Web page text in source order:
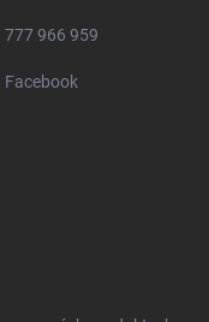
777 966 959
Facebook